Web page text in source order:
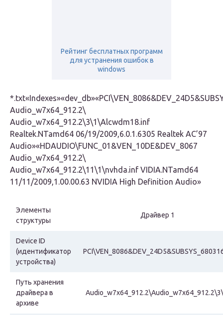
Рейтинг бесплатных программ
для устранения ошибок в
windows
*.txt«Indexes»«dev_db»
Audio_w7x64_912.2\
Audio_w7x64_912.2\3\1\Alcwdm18.inf
Realtek.NTamd64 06/19/2009,6.0.1.6305 Realtek AC’97
Audio»«HDAUDIO\FUNC_01&VEN_10DE&DEV_8067
Audio_w7x64_912.2\
Audio_w7x64_912.2\11\1\nvhda.inf VIDIA.NTamd64
11/11/2009,1.00.00.63 NVIDIA High Definition Audio»
Элементы
структуры
Драйвер 1
Device ID
(идентификатор
устройства)
Путь хранения
драйвера в
архиве